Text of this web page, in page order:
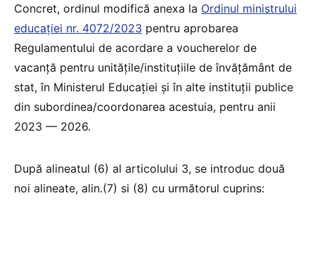
Concret, ordinul modifică anexa la Ordinul ministrului
educației nr. 4072/2023 pentru aprobarea
Regulamentului de acordare a voucherelor de
vacanță pentru unitățile/instituțiile de învăţământ de
stat, în Ministerul Educaţiei şi în alte instituții publice
din subordinea/coordonarea acestuia, pentru anii
2023 — 2026.
După alineatul (6) al articolului 3, se introduc două
noi alineate, alin.(7) si (8) cu următorul cuprins: